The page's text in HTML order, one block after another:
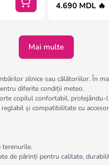
4.690 MDL 🔥
Mai multe
zilnice sau călătoriilor. În
diferite condiții meteo.
copilul confortabil,
și compatibilitate cu
de părinți pentru calitate,